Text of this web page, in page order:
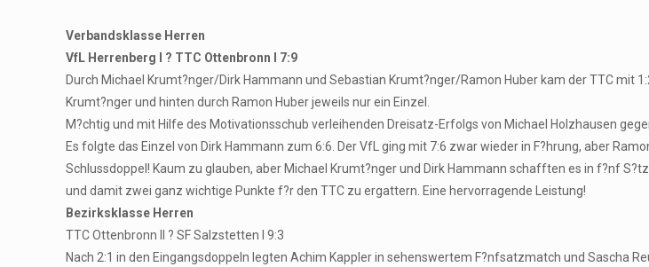
Verbandsklasse Herren
VfL Herrenberg I ? TTC Ottenbronn I 7:9
Durch Michael Krumt?nger/Dirk Hammann und Sebastian Krumt?nger/Ramon Huber kam der TTC mit
Krumt?nger und hinten durch Ramon Huber jeweils nur ein Einzel.
M?chtig und mit Hilfe des Motivationsschub verleihenden Dreisatz-Erfolgs von Michael Holzhausen
Es folgte das Einzel von Dirk Hammann zum 6:6. Der VfL ging mit 7:6 zwar wieder in F?hrung, aber
Schlussdoppel! Kaum zu glauben, aber Michael Krumt?nger und Dirk Hammann schafften es in f?nf
und damit zwei ganz wichtige Punkte f?r den TTC zu ergattern. Eine hervorragende Leistung!
Bezirksklasse Herren
TTC Ottenbronn II ? SF Salzstetten I 9:3
Nach 2:1 in den Eingangsdoppeln legten Achim Kappler in sehenswertem F?nfsatzmatch und Sascha